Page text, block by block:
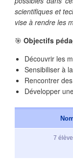
scientifiques et
vise à rendre les
🎯 Objectifs
Découvrir les
Sensibiliser à
Rencontrer
Développer
7